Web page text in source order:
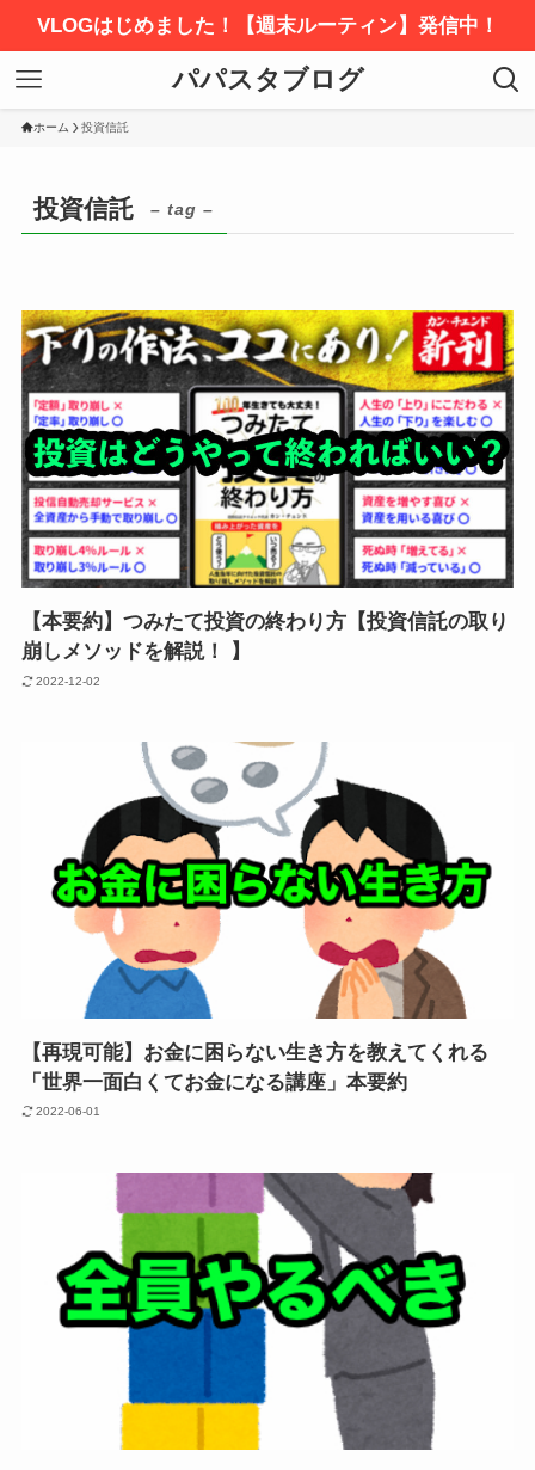
VLOGはじめました！【週末ルーティン】発信中！
パパスタブログ
ホーム 投資信託
投資信託 – tag –
【本要約】つみたて投資の終わり方【投資信託の取り
崩しメソッドを解説！ 】
2022-12-02
【再現可能】お金に困らない生き方を教えてくれる
「世界一面白くてお金になる講座」本要約
2022-06-01